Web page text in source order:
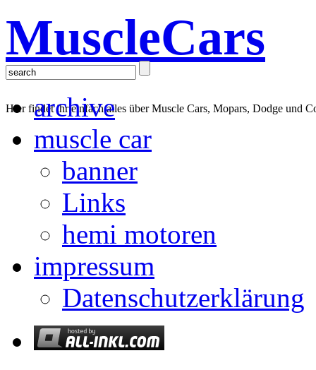
MuscleCars
Hier findet ihr einfach alles über Muscle Cars, Mopars, Dodge und
archive
muscle car
banner
Links
hemi motoren
impressum
Datenschutzerklärung